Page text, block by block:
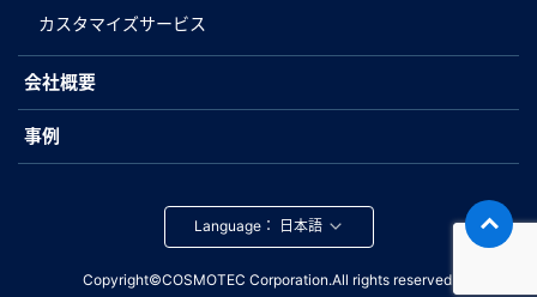
カスタマイズサービス
会社概要
事例
Language：
Copyright©COSMOTEC Corporation.All rights reserved.